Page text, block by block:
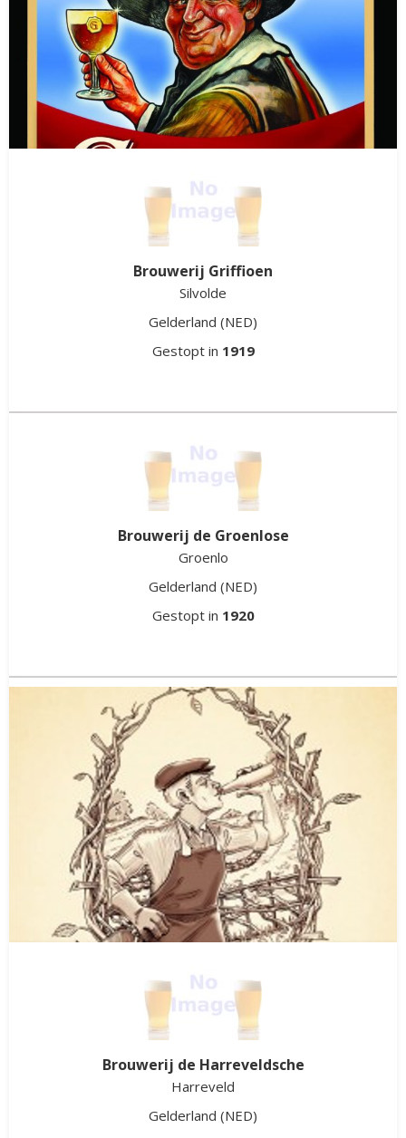
Heumen
Gestopt in2017
Brouwerij Griffioen
Silvolde
Gelderland (NED)
Gestopt in 1919
Brouwerij de Groenlose
Groenlo
Gelderland (NED)
Gestopt in 1920
Beek-Ubbergen
Brouwerij de Harreveldsche
Harreveld
Gelderland (NED)